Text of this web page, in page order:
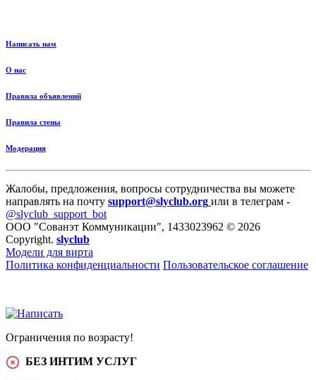
Написать нам
О нас
Правила объявлений
Правила стены
Модерация
Жалобы, предложения, вопросы сотрудничества вы можете
направлять на почту support@slyclub.org или в телеграм -
@slyclub_support_bot
ООО "Сованэт Коммуникации", 1433023962 © 2026
Copyright. slyclub
Модели для вирта
Политика конфиденциальности Пользовательское соглашение
Ограничения по возрасту!
БЕЗ ИНТИМ УСЛУГ